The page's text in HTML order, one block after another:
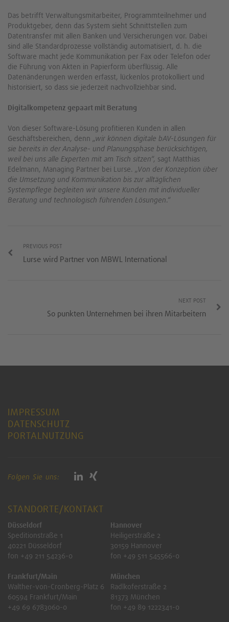
Das betrifft Verwaltungsmitarbeiter, Programmteilnehmer und
Produktgeber, denn das System sieht Schnittstellen zum
Datentransfer mit allen Banken und Versicherungen vor. Dabei
sind alle Standardprozesse vollständig automatisiert, d. h. die
Software macht jede Kommunikation per Fax oder Telefon oder
die Führung von Akten in Papierform überflüssig. Alle
Datenänderungen werden erfasst, lückenlos protokolliert und
historisiert, so dass sie jederzeit nachvollziehbar sind.
Digitalkompetenz gepaart mit Beratung
Von dieser Software-Lösung profitieren Kunden in allen
Geschäftsbereichen, denn „wir können digitale bAV-Lösungen für
sie bereits in der Analyse- und Planungsphase berücksichtigen,
weil bei uns alle Experten mit am Tisch sitzen“, sagt Matthias
Edelmann, Managing Partner bei Lurse. „Von der Konzeption über
die Umsetzung und Kommunikation bis zur alltäglichen
Systempflege begleiten wir unsere Kunden mit individueller
Beratung und technologisch führenden Lösungen.“
PREVIOUS POST
Lurse wird Partner von MBWL International
NEXT POST
So punkten Unternehmen bei ihren Mitarbeitern
IMPRESSUM
DATENSCHUTZ
PORTALNUTZUNG
Folgen Sie uns:
STANDORTE/KONTAKT
Düsseldorf
Speditionstraße 1
40221 Düsseldorf
fon +49 211 54236-0
Frankfurt/Main
Walther-von-Cronberg-Platz 6
60594 Frankfurt/Main
+49 69 6783060-0
Hannover
Heiligerstraße 2
30159 Hannover
fon +49 511 545566-0
München
Radlkoferstraße 2
81373 München
fon +49 89 1222341-0